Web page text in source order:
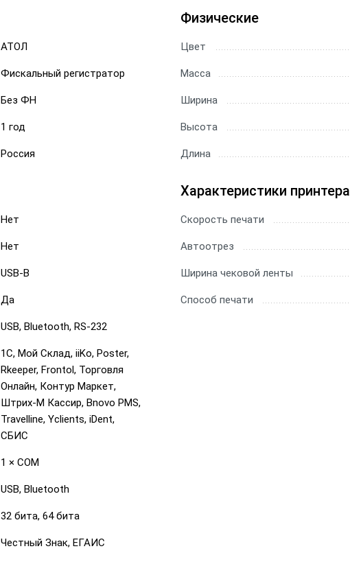
АТОЛ
Фискальный регистратор
Без ФН
1 год
Россия
Нет
Нет
USB-B
Да
USB, Bluetooth, RS-232
1С, Мой Склад, iiKo, Poster,
Rkeeper, Frontol, Торговля
Онлайн, Контур Маркет,
Штрих-М Кассир, Bnovo PMS,
Travelline, Yclients, iDent,
СБИС
1 × COM
USB, Bluetooth
32 бита, 64 бита
Честный Знак, ЕГАИС
Физические
Цвет
Масса
Ширина
Высота
Длина
Характеристики принтера
Скорость печати
Автоотрез
Ширина чековой ленты
Способ печати